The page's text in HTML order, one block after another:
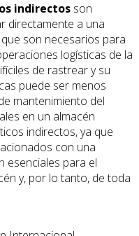
indirectos son
directamente a una
son necesarios para
logísticas de la
de rastrear y su
puede ser menos
mantenimiento del
en un almacén
indirectos, ya que
con una
esenciales para el
y, por lo tanto, de toda